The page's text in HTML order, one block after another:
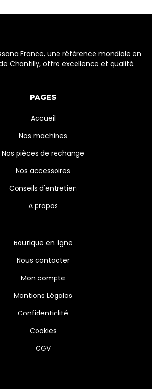
France, une référence mondiale en
Chantilly, offre excellence et qualité.
PAGES
Accueil
Nos machines
Nos pièces de rechange
Nos accessoires
Conseils d'entretien
A propos
Boutique en ligne
Nous contacter
Mon compte
Mentions Légales
Confidentialité
Cookies
CGV